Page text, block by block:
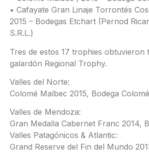
• Cafayate Gran Linaje Torrontés
2015 – Bodegas Etchart (Pernod
S.R.L.)
Tres de estos 17 trophies obtuvieron
galardón Regional Trophy.
Valles del Norte:
Colomé Malbec 2015, Bodega Colomé
Valles de Mendoza:
Gran Medalla Cabernet Franc 2014,
Valles Patagónicos & Atlantic:
Grand Reserve del Fin del Mundo